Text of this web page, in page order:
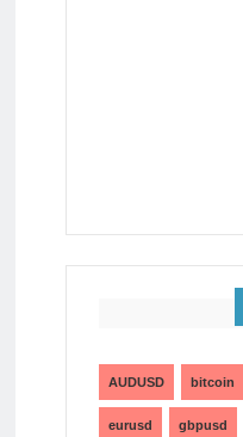
AUDUSD bitcoin
eurusd gbpusd